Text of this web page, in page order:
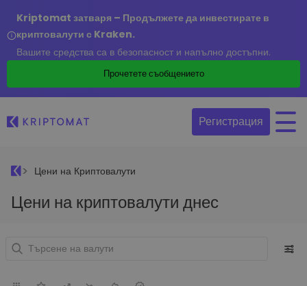
Kriptomat затваря – Продължете да инвестирате в
криптовалути с Kraken.
Вашите средства са в безопасност и напълно достъпни.
Прочетете съобщението
Регистрация
Цени на Криптовалути
Цени на криптовалути днес